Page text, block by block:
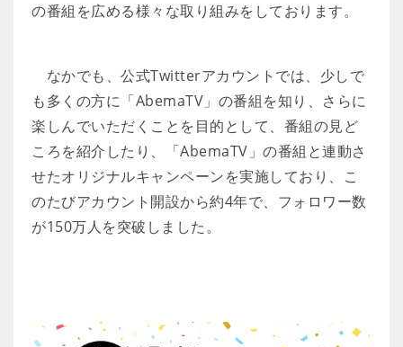
の番組を広める様々な取り組みをしております。
なかでも、公式Twitterアカウントでは、少しで
も多くの方に「AbemaTV」の番組を知り、さらに
楽しんでいただくことを目的として、番組の見ど
ころを紹介したり、「AbemaTV」の番組と連動さ
せたオリジナルキャンペーンを実施しており、こ
のたびアカウント開設から約4年で、フォロワー数
が150万人を突破しました。